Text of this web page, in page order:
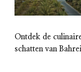
Ontdek de
schatten van